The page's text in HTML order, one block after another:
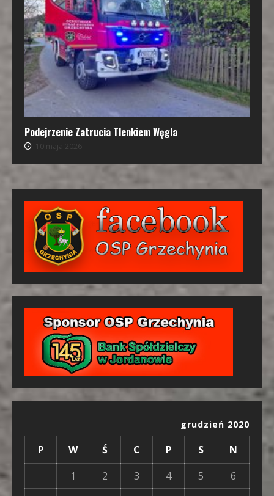
Podejrzenie Zatrucia Tlenkiem Węgla
10 maja 2026
grudzień 2020
P W Ś C P S
N
1
2 3 4 5
6